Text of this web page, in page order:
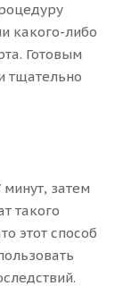
какого-либо
Готовым
тщательно
затем
такого
этот способ